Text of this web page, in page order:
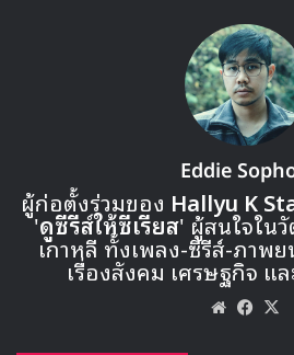
🎙GYUBIN ปลื้มเมืองไทยขนา
Eddie
ผู้ก่อตั้งร่วมของ Hallyu K
'ดูซีรีส์ให้ซีเรียส' ผู้สนใจใน
เกาหลี ทั้งเพลง-ซีรีส์-ภาพย
เรื่องสังคม เศรษฐกิจ แ
Website